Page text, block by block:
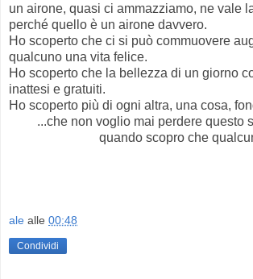
un airone, quasi ci ammazziamo, ne vale
perché quello è un airone davvero.
Ho scoperto che ci si può commuovere
qualcuno una vita felice.
Ho scoperto che la bellezza di un giorno
inattesi e gratuiti.
Ho scoperto più di ogni altra, una cosa,
...che non voglio mai perdere questo
quando scopro che
ale alle 00:48
Condividi